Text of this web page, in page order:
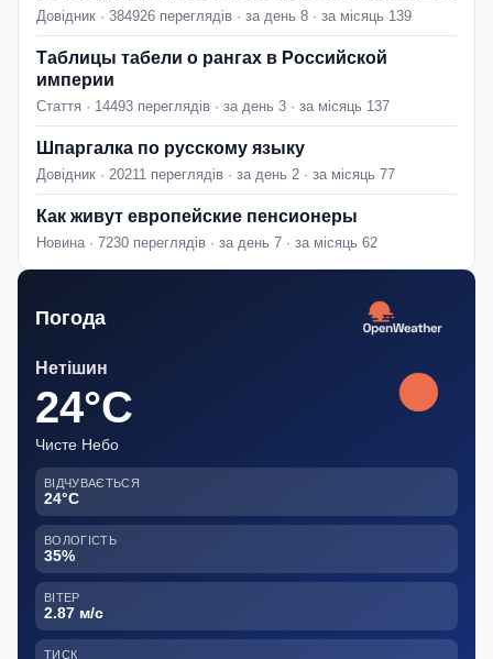
Довідник · 384926 переглядів · за день 8 · за місяць 139
Таблицы табели о рангах в Российской
империи
Стаття · 14493 переглядів · за день 3 · за місяць 137
Шпаргалка по русскому языку
Довідник · 20211 переглядів · за день 2 · за місяць 77
Как живут европейские пенсионеры
Новина · 7230 переглядів · за день 7 · за місяць 62
Погода
Нетішин
24°C
Чисте Небо
ВІДЧУВАЄТЬСЯ
24°C
ВОЛОГІСТЬ
35%
ВІТЕР
2.87 м/с
ТИСК